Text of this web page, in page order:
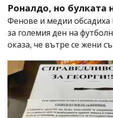
Роналдо, но
Фенове и медии
за големия ден на
оказа, че вътре се жени